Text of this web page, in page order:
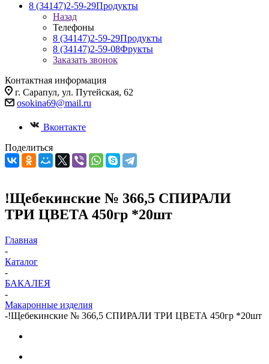
8 (34147)2-59-29Продукты
Назад
Телефоны
8 (34147)2-59-29Продукты
8 (34147)2-59-08Фрукты
Заказать звонок
Контактная информация
г. Сарапул, ул. Путейская, 62
osokina69@mail.ru
Вконтакте
Поделиться
!Щебекинские № 366,5 СПИРАЛИ
ТРИ ЦВЕТА 450гр *20шт
Главная
-
Каталог
-
БАКАЛЕЯ
-
Макаронные изделия
-!Щебекинские № 366,5 СПИРАЛИ ТРИ ЦВЕТА 450гр *20шт